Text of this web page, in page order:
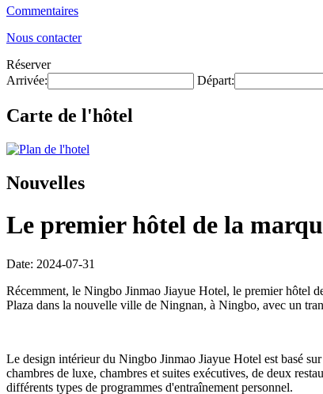
Commentaires
Nous contacter
Réserver
Arrivée:
Départ:
Carte de l'hôtel
Nouvelles
Le premier hôtel de la
Date: 2024-07-31
Récemment, le Ningbo Jinmao Jiayue Hotel, le premier hôtel
Plaza dans la nouvelle ville de Ningnan, à Ningbo, avec un
Le design intérieur du Ningbo Jinmao Jiayue Hotel est basé
chambres de luxe, chambres et suites exécutives, de deux
différents types de programmes d'entraînement personnel.